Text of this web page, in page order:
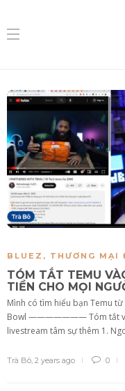
BLUEZ , THƯƠNG MẠI
TÓM TẮT TEMU
TIỀN CHO MỌI
Mình có tìm hiểu bạn Temu
Bowl ——————— Tóm tắt với
livestream tâm sự thêm 1.
Trà Bô 2 years ago 0